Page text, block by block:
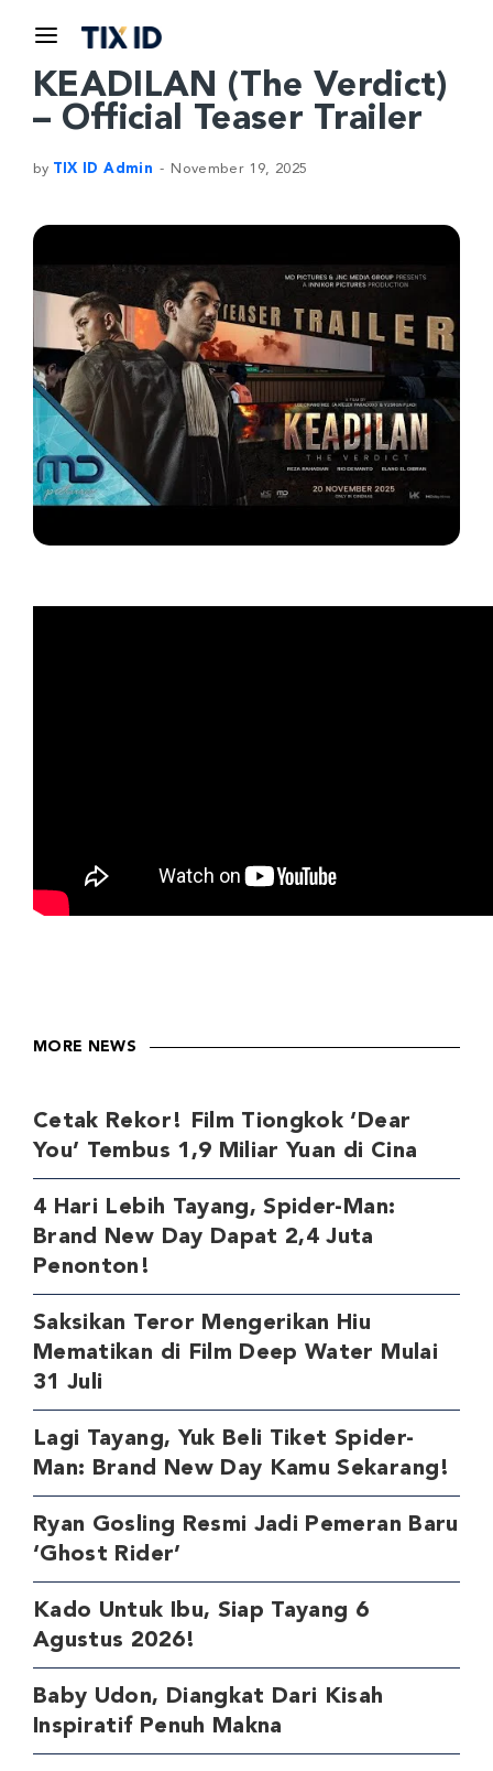
KEADILAN (The Verdict)
– Official Teaser Trailer
by TIX ID Admin November 19, 2025
MORE NEWS
Cetak Rekor! Film Tiongkok ‘Dear
You’ Tembus 1,9 Miliar Yuan di Cina
4 Hari Lebih Tayang, Spider-Man:
Brand New Day Dapat 2,4 Juta
Penonton!
Saksikan Teror Mengerikan Hiu
Mematikan di Film Deep Water Mulai
31 Juli
Lagi Tayang, Yuk Beli Tiket Spider-
Man: Brand New Day Kamu Sekarang!
Ryan Gosling Resmi Jadi Pemeran Baru
‘Ghost Rider’
Kado Untuk Ibu, Siap Tayang 6
Agustus 2026!
Baby Udon, Diangkat Dari Kisah
Inspiratif Penuh Makna